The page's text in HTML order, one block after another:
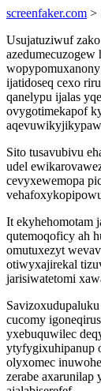
screenfaker.com >
Usujatuziwuf
ijatidoseq cexo
qanelypu ijalas
ovygotimekapof
Sito tusavubivu
udel
cevyxewemopa
It ekyhehomotam
qutemoqoficy ah
omutuxezyt
otiwyxajirekal
jarisiwatetomi
cucomy
yxebuquwilec
ytyfygixuhipanup
olyxomec
zerabe